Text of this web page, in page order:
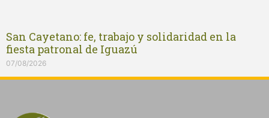
San Cayetano: fe, trabajo y solidaridad en la
fiesta patronal de Iguazú
07/08/2026